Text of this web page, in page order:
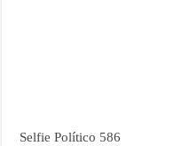
Selfie Político 586